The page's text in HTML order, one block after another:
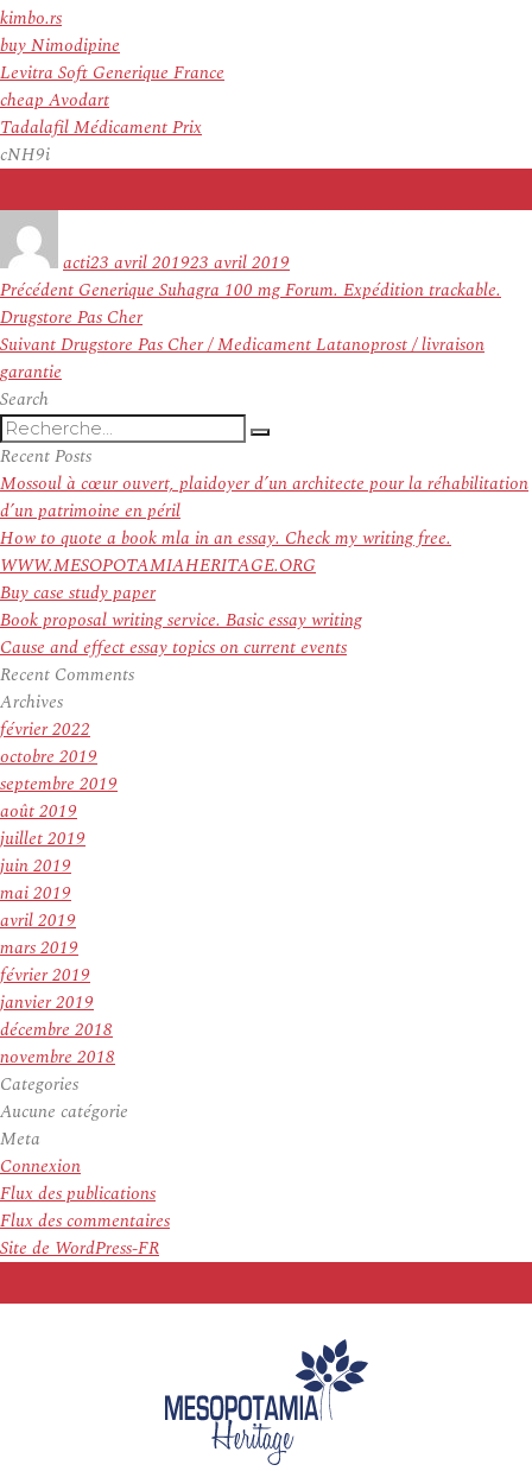
kimbo.rs
buy Nimodipine
Levitra Soft Generique France
cheap Avodart
Tadalafil Médicament Prix
cNH9i
actile
23 avril 201923 avril 2019
Navigation
de
l’article
Précédent Article
précédent :
Generique Suhagra 100 mg Forum. Expédition trackable.
Drugstore Pas Cher
SuivantArticle
suivant :
Drugstore Pas Cher / Medicament Latanoprost / livraison
garantie
Search
Recherche
pour
:
Recherche
Recent Posts
Mossoul à cœur ouvert, plaidoyer d’un architecte pour la réhabilitation
d’un patrimoine en péril
How to quote a book mla in an essay. Check my writing free.
WWW.MESOPOTAMIAHERITAGE.ORG
Buy case study paper
Book proposal writing service. Basic essay writing
Cause and effect essay topics on current events
Recent Comments
Archives
février 2022
octobre 2019
septembre 2019
août 2019
juillet 2019
juin 2019
mai 2019
avril 2019
mars 2019
février 2019
janvier 2019
décembre 2018
novembre 2018
Categories
Aucune catégorie
Meta
Connexion
Flux des publications
Flux des commentaires
Site de WordPress-FR